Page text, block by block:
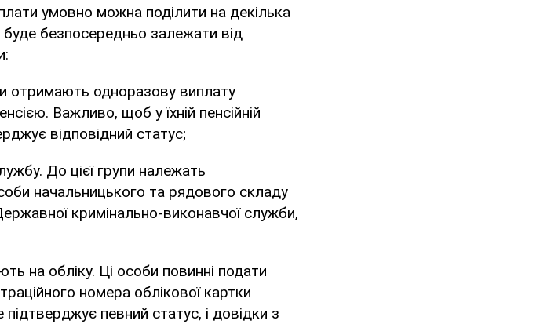
умовно можна поділити на декілька
безпосередньо залежати від
отримають одноразову виплату
Важливо, щоб у їхній пенсійній
відповідний статус;
До цієї групи належать
начальницького та рядового складу
кримінально-виконавчої служби,
на обліку. Ці особи повинні подати
номера облікової картки
певний статус, і довідки з